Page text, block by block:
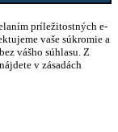
príležitostných e-
vaše súkromie a
vášho súhlasu. Z
v zásadách